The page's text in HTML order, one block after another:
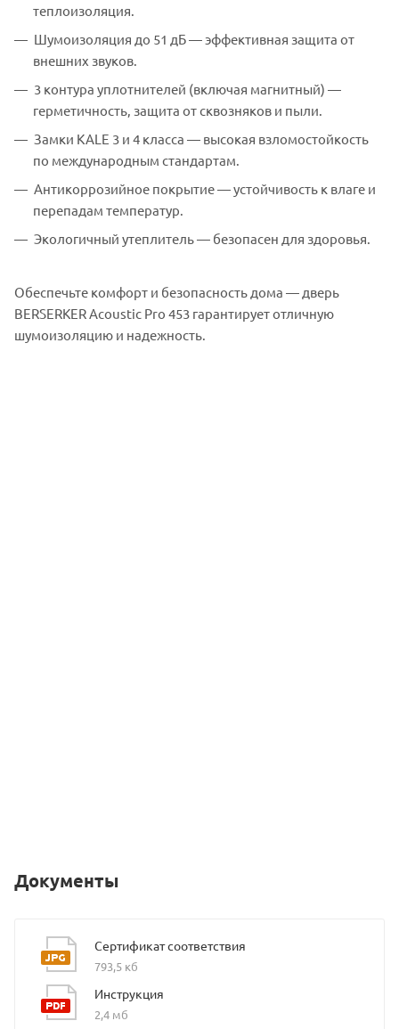
теплоизоляция.
Шумоизоляция до 51 дБ — эффективная защита от
внешних звуков.
3 контура уплотнителей (включая магнитный) —
герметичность, защита от сквозняков и пыли.
Замки KALE 3 и 4 класса — высокая взломостойкость
по международным стандартам.
Антикоррозийное покрытие — устойчивость к влаге и
перепадам температур.
Экологичный утеплитель — безопасен для здоровья.
Обеспечьте комфорт и безопасность дома — дверь
BERSERKER Acoustic Pro 453 гарантирует отличную
шумоизоляцию и надежность.
Документы
Сертификат соответствия
793,5 кб
Инструкция
2,4 мб